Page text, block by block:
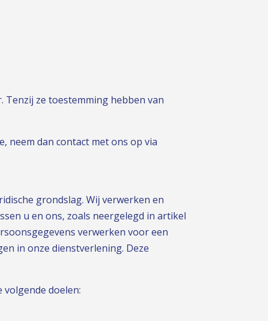
Tenzij ze toestemming hebben van
neem dan contact met ons op via
grondslag. Wij verwerken en
u en ons, zoals neergelegd in artikel
verwerken voor een
in onze dienstverlening. Deze
doelen: